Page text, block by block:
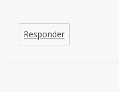
Responder